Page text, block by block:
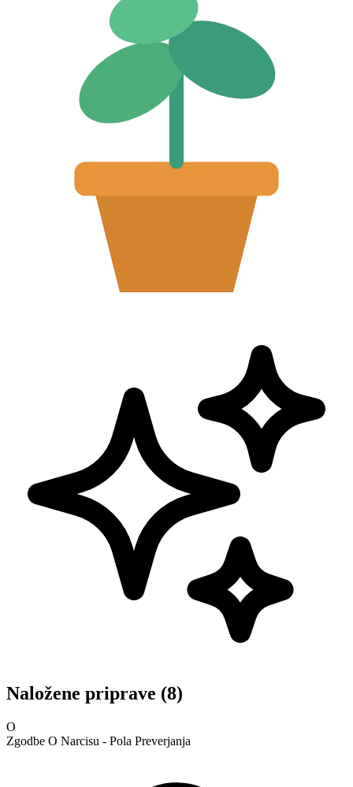
Naložene priprave (8)
O
Zgodbe O Narcisu - Pola Preverjanja